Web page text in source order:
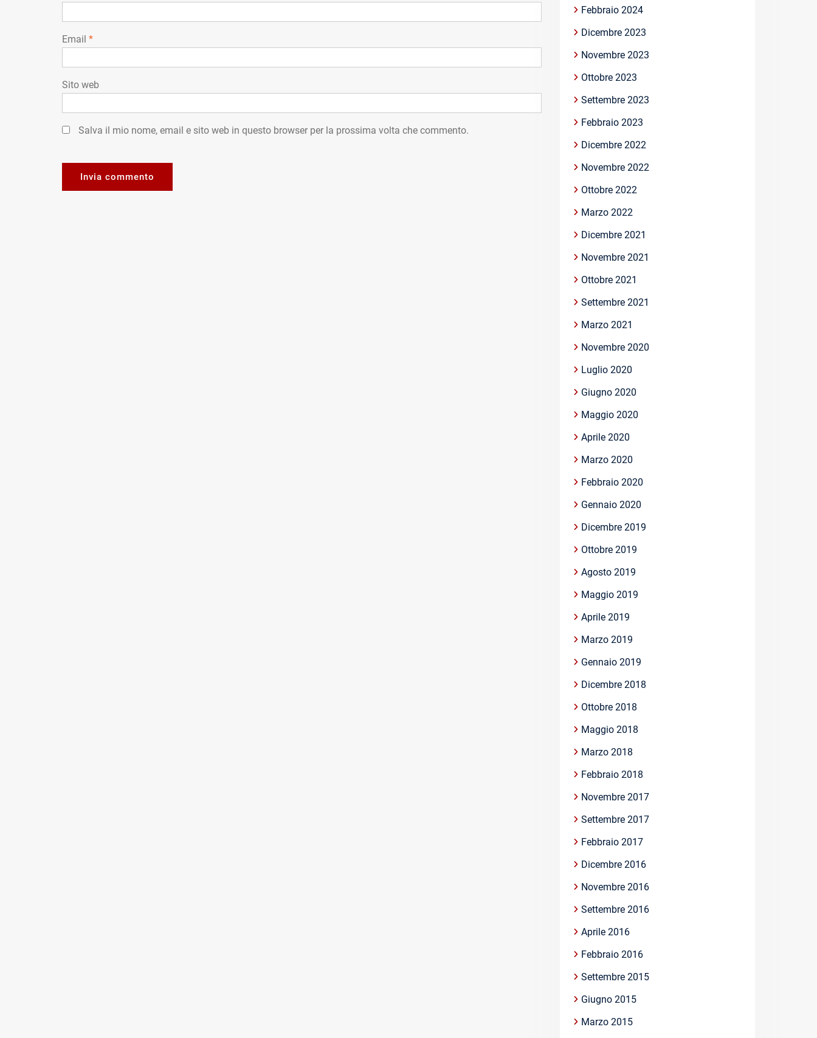
Email *
Sito web
Salva il mio nome, email e sito web in questo browser per la prossima volta che commento.
Febbraio 2024
Dicembre 2023
Novembre 2023
Ottobre 2023
Settembre 2023
Febbraio 2023
Dicembre 2022
Novembre 2022
Ottobre 2022
Marzo 2022
Dicembre 2021
Novembre 2021
Ottobre 2021
Settembre 2021
Marzo 2021
Novembre 2020
Luglio 2020
Giugno 2020
Maggio 2020
Aprile 2020
Marzo 2020
Febbraio 2020
Gennaio 2020
Dicembre 2019
Ottobre 2019
Agosto 2019
Maggio 2019
Aprile 2019
Marzo 2019
Gennaio 2019
Dicembre 2018
Ottobre 2018
Maggio 2018
Marzo 2018
Febbraio 2018
Novembre 2017
Settembre 2017
Febbraio 2017
Dicembre 2016
Novembre 2016
Settembre 2016
Aprile 2016
Febbraio 2016
Settembre 2015
Giugno 2015
Marzo 2015